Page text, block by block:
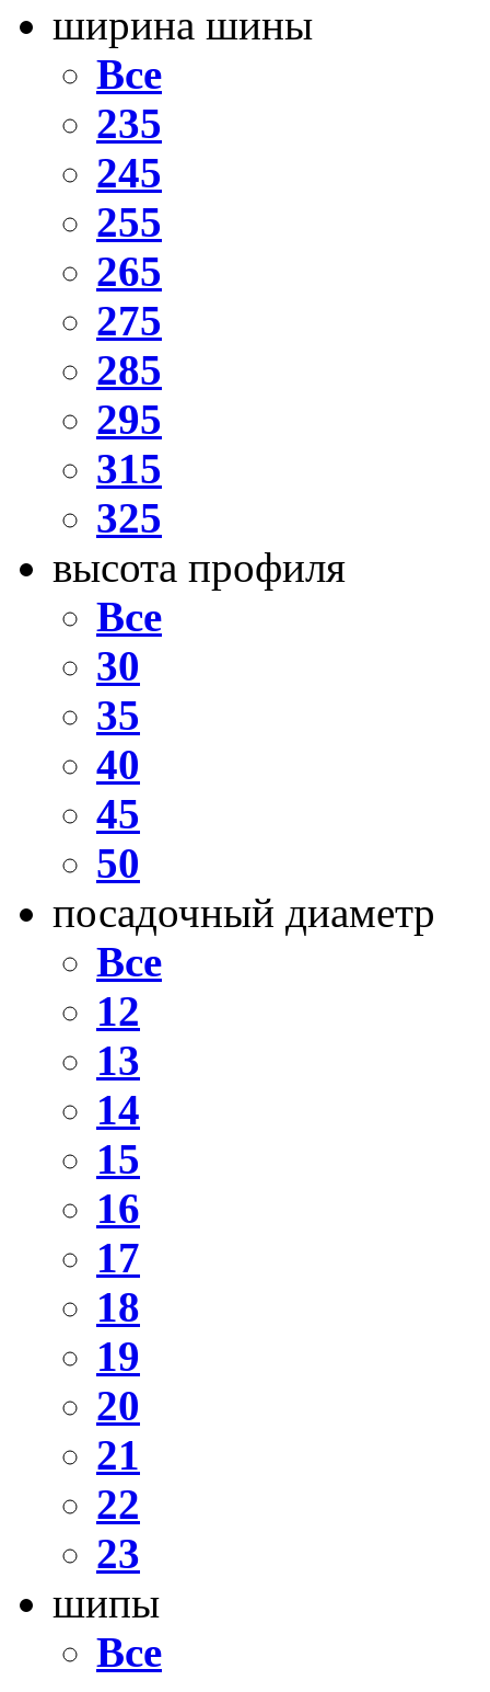
ширина шины
Все
235
245
255
265
275
285
295
315
325
высота профиля
Все
30
35
40
45
50
посадочный диаметр
Все
12
13
14
15
16
17
18
19
20
21
22
23
шипы
Все